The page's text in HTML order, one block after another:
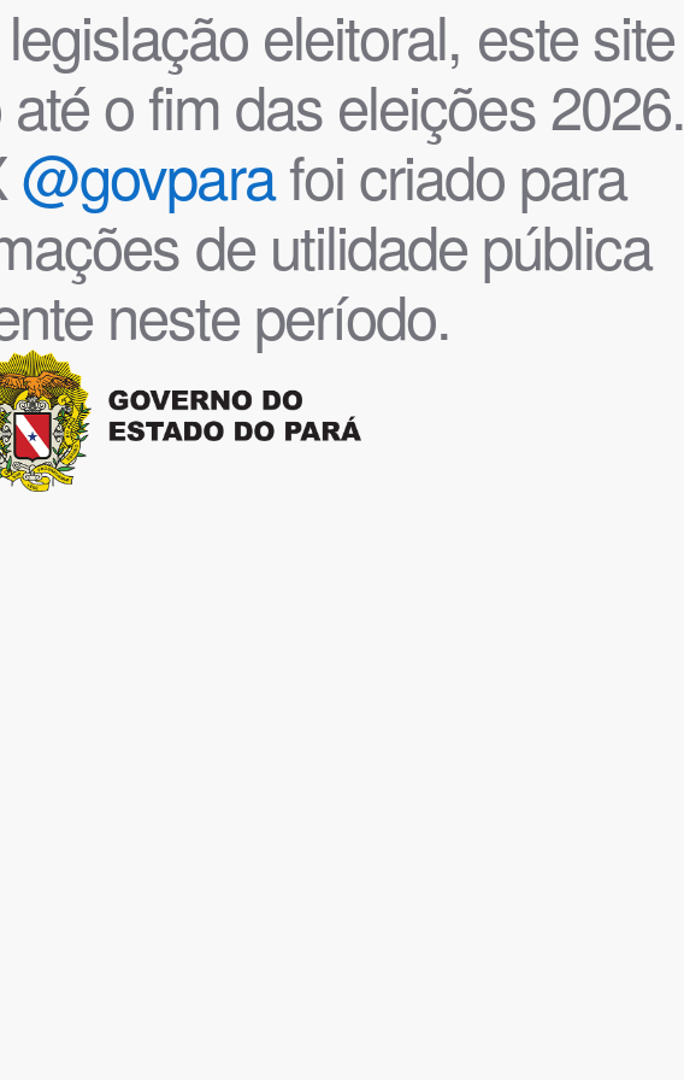
eleitoral, este site
o fim das eleições 2026.
@govparafoi criado para
de utilidade pública
neste período.